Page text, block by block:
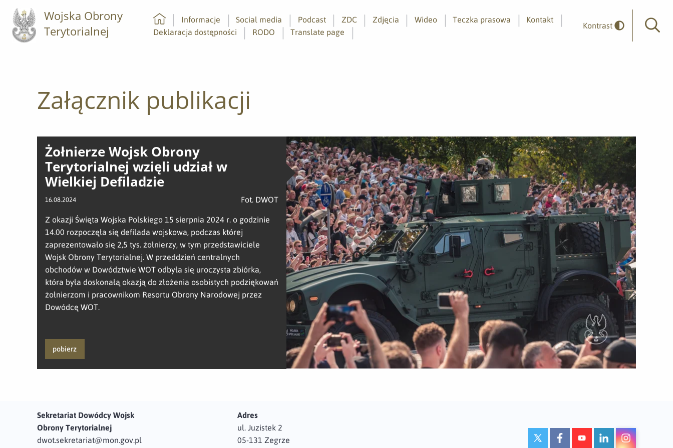
Wojska Obrony
Terytorialnej
Strona główna
Informacje Social media Podcast ZDC Zdjęcia Wideo Teczka prasowa
Kontakt
Deklaracja dostępności
RODO Translate page
Kontrast
Załącznik publikacji
Żołnierze Wojsk Obrony
Terytorialnej wzięli udział w
Wielkiej Defiladzie
16.08.2024 Fot. DWOT
Z okazji Święta Wojska Polskiego 15 sierpnia 2024 r. o godzinie
14.00 rozpoczęła się defilada wojskowa, podczas której
zaprezentowało się 2,5 tys. żołnierzy, w tym przedstawiciele
Wojsk Obrony Terytorialnej. W przeddzień centralnych
obchodów w Dowództwie WOT odbyła się uroczysta zbiórka,
która była doskonałą okazją do złożenia osobistych podziękowań
żołnierzom i pracownikom Resortu Obrony Narodowej przez
Dowódcę WOT.
pobierz
Sekretariat Dowódcy Wojsk
Obrony Terytorialnej
dwot.sekretariat@mon.gov.pl
Adres
ul. Juzistek 2
05-131 Zegrze